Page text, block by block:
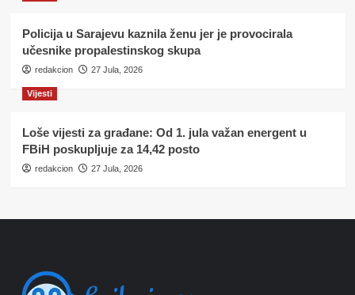
Policija u Sarajevu kaznila ženu jer je provocirala
učesnike propalestinskog skupa
redakcion 27 Jula, 2026
Vijesti
Loše vijesti za građane: Od 1. jula važan energent u
FBiH poskupljuje za 14,42 posto
redakcion 27 Jula, 2026